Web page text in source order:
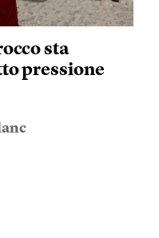
sta
pressione